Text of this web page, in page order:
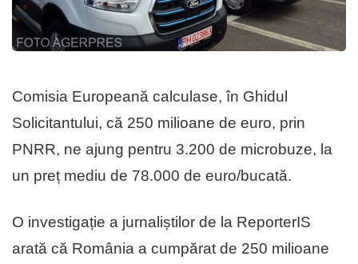
Comisia Europeană calculase, în Ghidul
Solicitantului, că 250 milioane de euro, prin
PNRR, ne ajung pentru 3.200 de microbuze, la
un preț mediu de 78.000 de euro/bucată.
O investigație a jurnaliștilor de la ReporterIS
arată că România a cumpărat de 250 milioane